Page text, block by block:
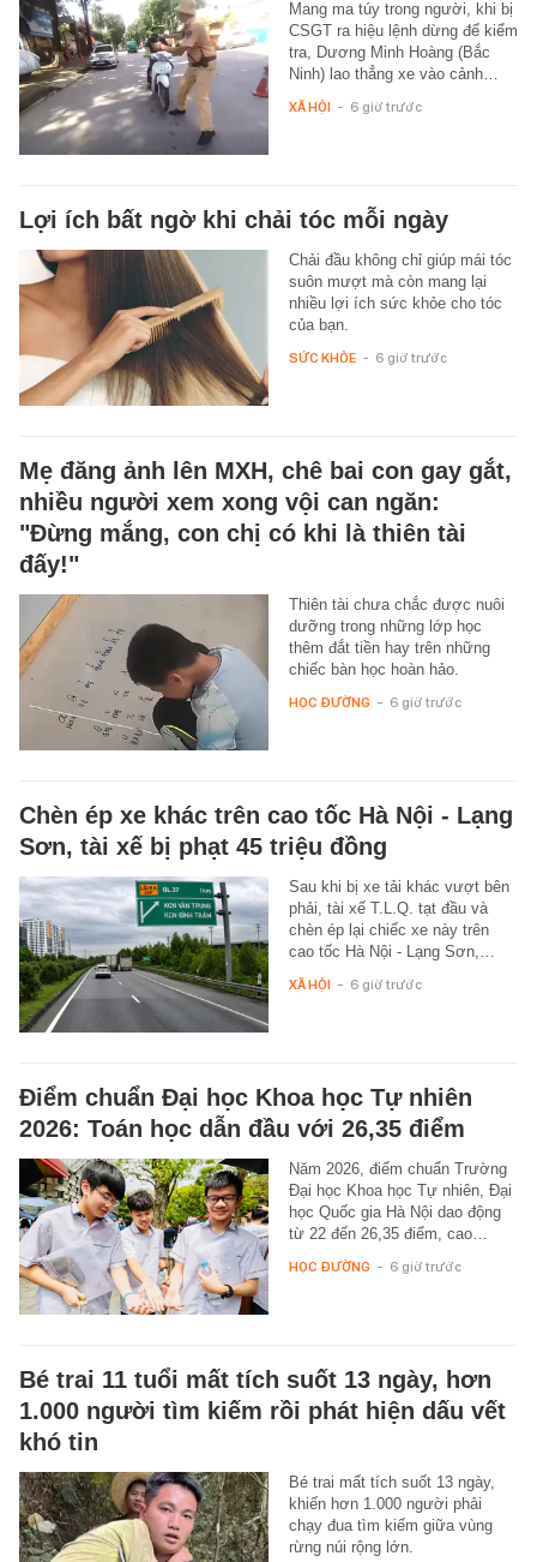
Mang ma túy trong người, khi bị
CSGT ra hiệu lệnh dừng để kiểm
tra, Dương Minh Hoàng (Bắc
Ninh) lao thẳng xe vào cảnh…
XÃ HỘI - 6 giờ trước
Lợi ích bất ngờ khi chải tóc mỗi ngày
Chải đầu không chỉ giúp mái tóc
suôn mượt mà còn mang lại
nhiều lợi ích sức khỏe cho tóc
của bạn.
SỨC KHỎE - 6 giờ trước
Mẹ đăng ảnh lên MXH, chê bai con gay gắt,
nhiều người xem xong vội can ngăn:
"Đừng mắng, con chị có khi là thiên tài
đấy!"
Thiên tài chưa chắc được nuôi
dưỡng trong những lớp học
thêm đắt tiền hay trên những
chiếc bàn học hoàn hảo.
HỌC ĐƯỜNG - 6 giờ trước
Chèn ép xe khác trên cao tốc Hà Nội - Lạng
Sơn, tài xế bị phạt 45 triệu đồng
Sau khi bị xe tải khác vượt bên
phải, tài xế T.L.Q. tạt đầu và
chèn ép lại chiếc xe này trên
cao tốc Hà Nội - Lạng Sơn,…
XÃ HỘI - 6 giờ trước
Điểm chuẩn Đại học Khoa học Tự nhiên
2026: Toán học dẫn đầu với 26,35 điểm
Năm 2026, điểm chuẩn Trường
Đại học Khoa học Tự nhiên, Đại
học Quốc gia Hà Nội dao động
từ 22 đến 26,35 điểm, cao…
HỌC ĐƯỜNG - 6 giờ trước
Bé trai 11 tuổi mất tích suốt 13 ngày, hơn
1.000 người tìm kiếm rồi phát hiện dấu vết
khó tin
Bé trai mất tích suốt 13 ngày,
khiến hơn 1.000 người phải
chạy đua tìm kiếm giữa vùng
rừng núi rộng lớn.